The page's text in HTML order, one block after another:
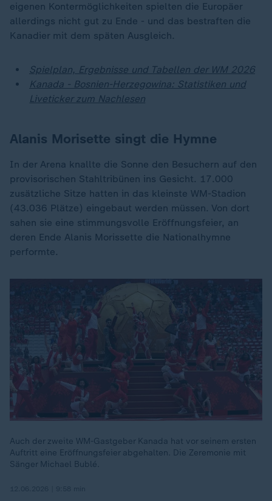
eigenen Kontermöglichkeiten spielten die Europäer
allerdings nicht gut zu Ende - und das bestraften die
Kanadier mit dem späten Ausgleich.
Spielplan, Ergebnisse und Tabellen der WM 2026
Kanada - Bosnien-Herzegowina: Statistiken und
Liveticker zum Nachlesen
Alanis Morisette singt die Hymne
In der Arena knallte die Sonne den Besuchern auf den
provisorischen Stahltribünen ins Gesicht. 17.000
zusätzliche Sitze hatten in das kleinste WM-Stadion
(43.036 Plätze) eingebaut werden müssen. Von dort
sahen sie eine stimmungsvolle Eröffnungsfeier, an
deren Ende Alanis Morissette die Nationalhymne
performte.
Auch der zweite WM-Gastgeber Kanada hat vor seinem ersten
Auftritt eine Eröffnungsfeier abgehalten. Die Zeremonie mit
Sänger Michael Bublé.